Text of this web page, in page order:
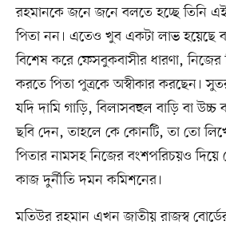
রহমানকে জনে জনে বলতে হচ্ছে তিনি
পিতা নন। এতেও খুব একটা লাভ হয়েছে
বিশেষ করে ফেসবুকবাসীর ধারণা,
করতে পিতা পুত্রকে অস্বীকার করছেন।
যদি দামি গাড়ি, বিলাসবহুল বাড়ি বা
ছবি দেন, তাহলে কে কোনটি, তা তো
পিতার নামসহ নিজের বংশপরিচয়ও দিয়ে
কাজ দুর্নীতি দমন কমিশনের।
মতিউর রহমান এখন জাতীয় রাজস্ব